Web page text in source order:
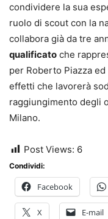
condividere la sua
ruolo di scout con la
collabora già da tre
qualificato che
per Roberto Piazza
effetti che lavorerà
raggiungimento degli
Milano.
Post Views: 6
Condividi:
Facebook
X E-mail